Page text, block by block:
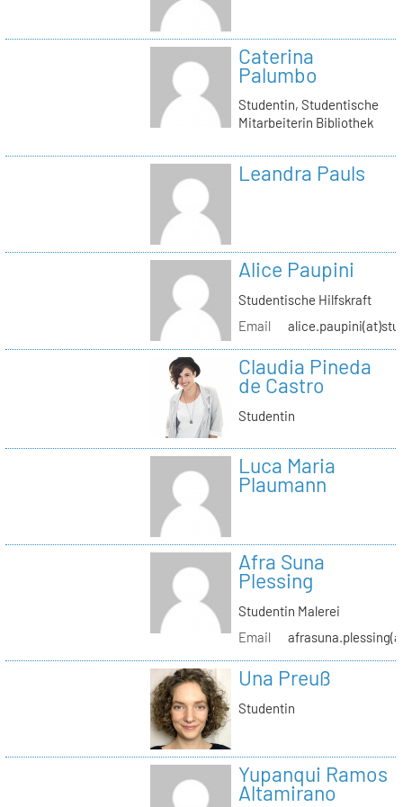
Caterina
Palumbo
Studentin, Studentische
Mitarbeiterin Bibliothek
Leandra Pauls
Alice Paupini
Studentische Hilfskraft
Email
Claudia Pineda
de Castro
Studentin
Luca Maria
Plaumann
Afra Suna
Plessing
Studentin Malerei
Email
Una Preuß
Studentin
Yupanqui Ramos
Altamirano